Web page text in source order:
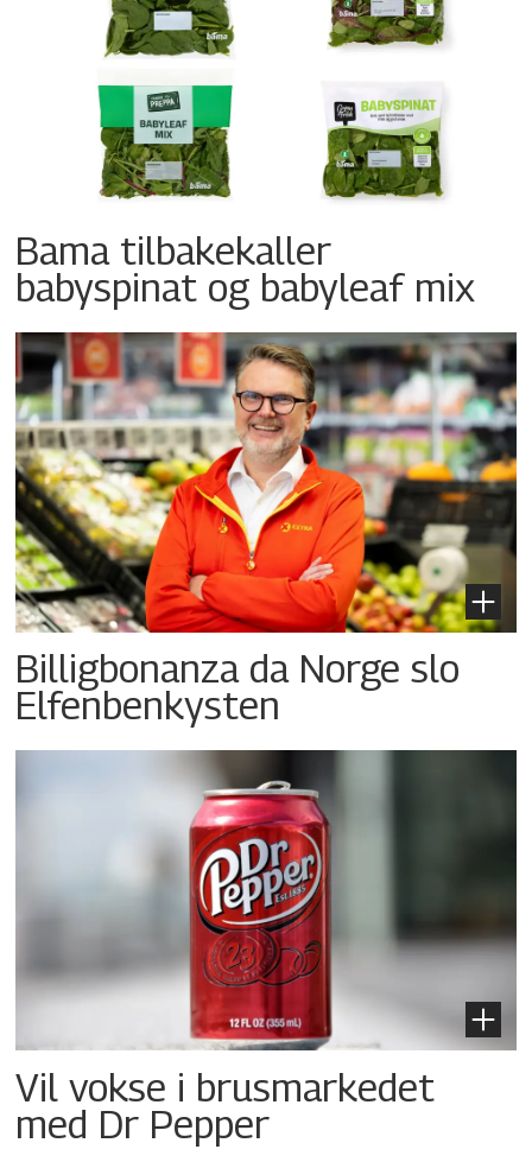
Bama tilbakekaller
babyspinat og babyleaf mix
Billigbonanza da Norge slo
Elfenbenkysten
Vil vokse i brusmarkedet
med Dr Pepper